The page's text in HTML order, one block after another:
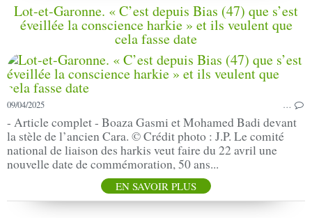
Lot-et-Garonne. « C’est depuis Bias (47) que s’est
éveillée la conscience harkie » et ils veulent que
cela fasse date
09/04/2025 …
- Article complet - Boaza Gasmi et Mohamed Badi devant
la stèle de l’ancien Cara. © Crédit photo : J.P. Le comité
national de liaison des harkis veut faire du 22 avril une
nouvelle date de commémoration, 50 ans...
EN SAVOIR PLUS